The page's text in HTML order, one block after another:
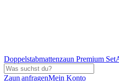
Doppelstabmattenzaun Premium Set
Zaun anfragenMein Konto